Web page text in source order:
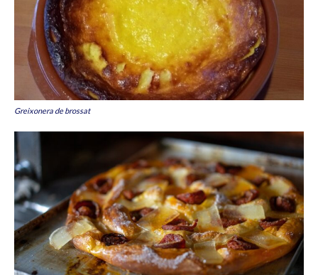
Greixonera de brossat